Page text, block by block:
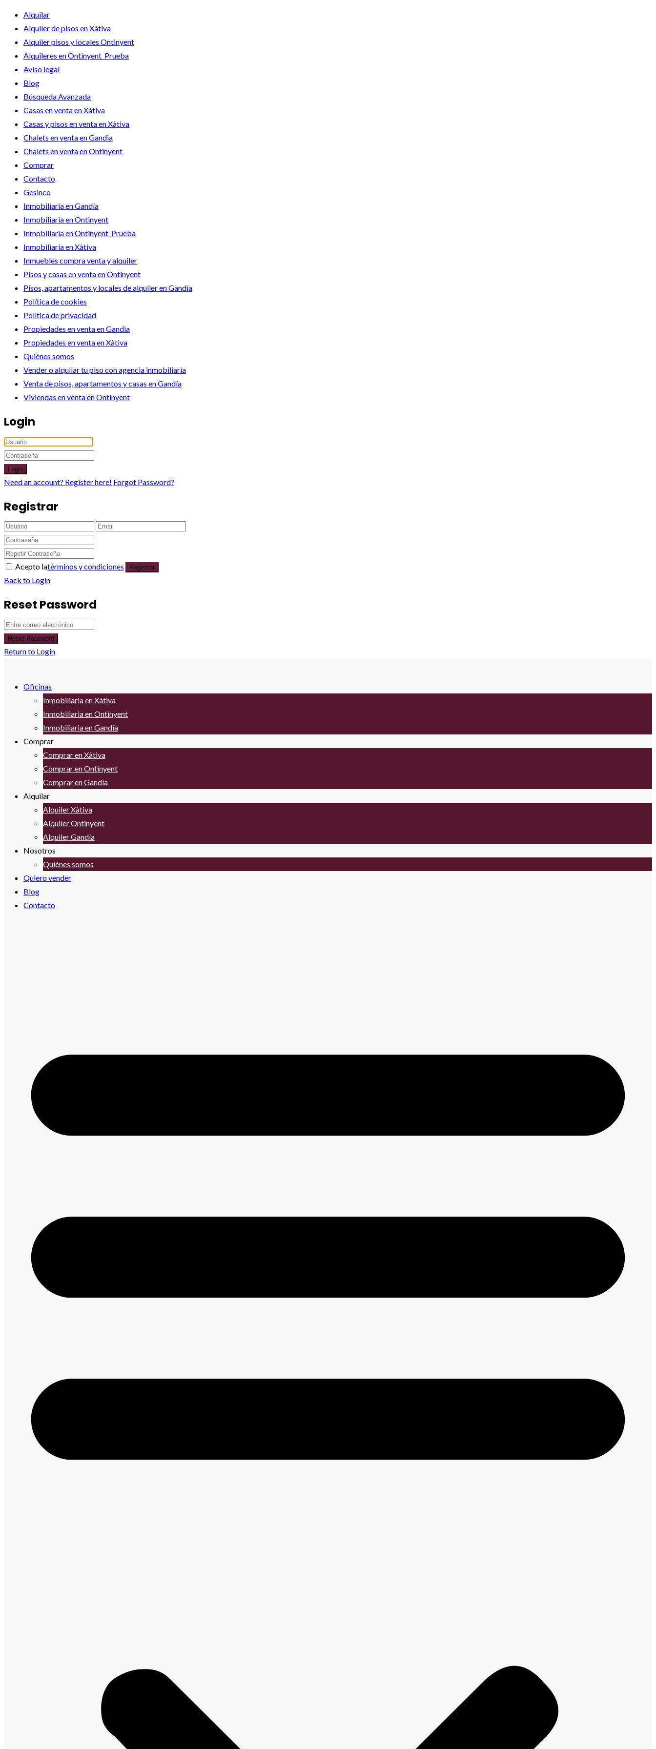
Alquilar
Alquiler de pisos en Xátiva
Alquiler pisos y locales Ontinyent
Alquileres en Ontinyent_Prueba
Aviso legal
Blog
Búsqueda Avanzada
Casas en venta en Xátiva
Casas y pisos en venta en Xàtiva
Chalets en venta en Gandia
Chalets en venta en Ontinyent
Comprar
Contacto
Gesinco
Inmobiliaria en Gandía
Inmobiliaria en Ontinyent
Inmobiliaria en Ontinyent_Prueba
Inmobiliaria en Xàtiva
Inmuebles compra venta y alquiler
Pisos y casas en venta en Ontinyent
Pisos, apartamentos y locales de alquiler en Gandía
Política de cookies
Política de privacidad
Propiedades en venta en Gandia
Propiedades en venta en Xàtiva
Quiénes somos
Vender o alquilar tu piso con agencia inmobiliaria
Venta de pisos, apartamentos y casas en Gandía
Viviendas en venta en Ontinyent
Login
Login
Need an account? Register here! Forgot Password?
Registrar
Acepto latérminos y condiciones Registrar
Back to Login
Reset Password
Reset Password
Return to Login
Oficinas
Inmobiliaria en Xàtiva
Inmobiliaria en Ontinyent
Inmobiliaria en Gandía
Comprar
Comprar en Xàtiva
Comprar en Ontinyent
Comprar en Gandía
Alquilar
Alquiler Xàtiva
Alquiler Ontinyent
Alquiler Gandía
Nosotros
Quiénes somos
Quiero vender
Blog
Contacto